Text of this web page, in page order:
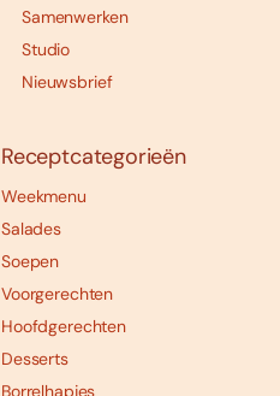
Samenwerken
Studio
Nieuwsbrief
Receptcategorieën
Weekmenu
Salades
Soepen
Voorgerechten
Hoofdgerechten
Desserts
Borrelhapjes